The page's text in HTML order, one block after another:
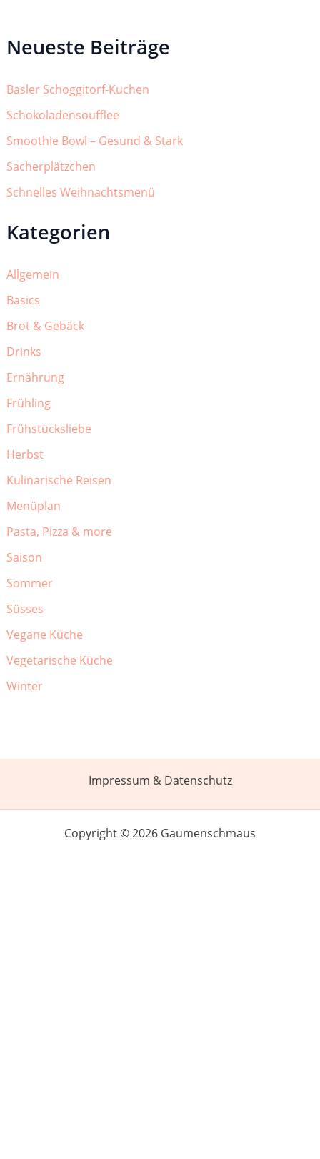
Neueste Beiträge
Basler Schoggitorf-Kuchen
Schokoladensoufflee
Smoothie Bowl – Gesund & Stark
Sacherplätzchen
Schnelles Weihnachtsmenü
Kategorien
Allgemein
Basics
Brot & Gebäck
Drinks
Ernährung
Frühling
Frühstücksliebe
Herbst
Kulinarische Reisen
Menüplan
Pasta, Pizza & more
Saison
Sommer
Süsses
Vegane Küche
Vegetarische Küche
Winter
Impressum & Datenschutz
Copyright © 2026 Gaumenschmaus